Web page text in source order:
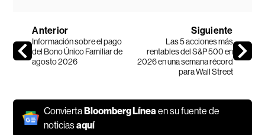
Anterior
Información sobre el pago
del Bono Único Familiar de
agosto 2026
Siguiente
Las 5 acciones más
rentables del S&P 500 en
2026 en una semana récord
para Wall Street
ConviertaBloomberg Línea en su fuente de
noticiasaquí